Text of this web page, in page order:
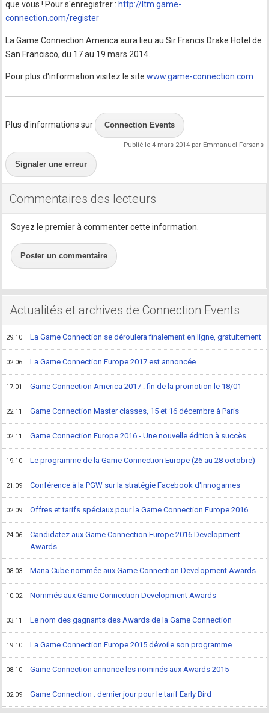
que vous ! Pour s'enregistrer : http://ltm.game-
connection.com/register
La Game Connection America aura lieu au Sir Francis Drake Hotel de
San Francisco, du 17 au 19 mars 2014.
Pour plus d'information visitez le sitewww.game-connection.com
Plus d'informations sur Connection Events
Publié le 4 mars 2014 par Emmanuel Forsans
Signaler une erreur
Commentaires des lecteurs
Soyez le premier à commenter cette information.
Poster un commentaire
Actualités et archives de Connection Events
29.10 La Game Connection se déroulera finalement en ligne, gratuitement
02.06 La Game Connection Europe 2017 est annoncée
17.01 Game Connection America 2017 : fin de la promotion le 18/01
22.11 Game Connection Master classes, 15 et 16 décembre à Paris
02.11 Game Connection Europe 2016 - Une nouvelle édition à succès
19.10 Le programme de la Game Connection Europe (26 au 28 octobre)
21.09 Conférence à la PGW sur la stratégie Facebook d'Innogames
02.09 Offres et tarifs spéciaux pour la Game Connection Europe 2016
24.06
Candidatez aux Game Connection Europe 2016 Development
Awards
08.03 Mana Cube nommée aux Game Connection Development Awards
10.02 Nommés aux Game Connection Development Awards
03.11 Le nom des gagnants des Awards de la Game Connection
19.10 La Game Connection Europe 2015 dévoile son programme
08.10 Game Connection annonce les nominés aux Awards 2015
02.09 Game Connection : dernier jour pour le tarif Early Bird